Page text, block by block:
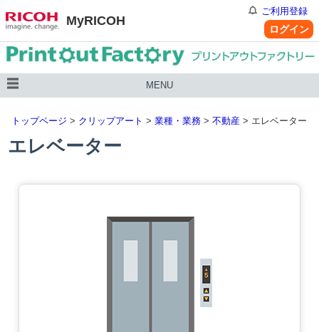
MyRICOH
ご利用登録
ログイン
MENU
トップページ > クリップアート > 業種・業務 > 不動産 > エレベーター
エレベーター